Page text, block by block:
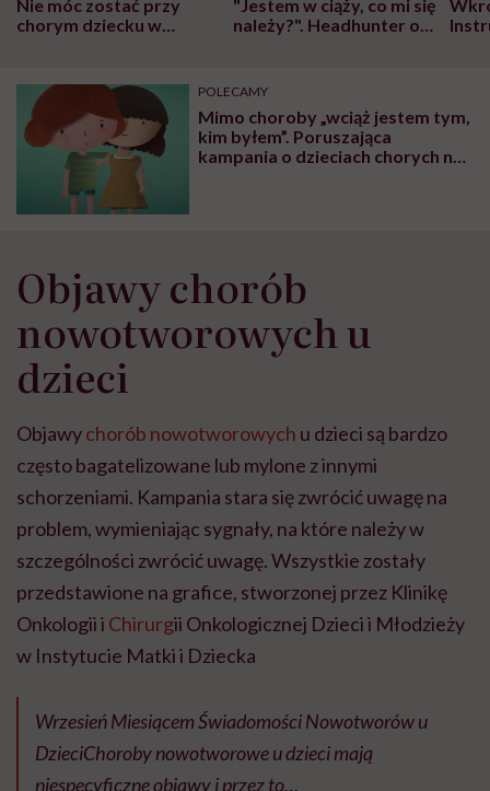
Nie móc zostać przy
chorym dziecku w
może chyba tylko
głupota i brak
wyobraźni"
"Jestem w ciąży, co mi się
należy?". Headhunter o
pracy
POLECAMY
Mimo choroby „wciąż jestem tym,
kim byłem”. Poruszająca
kampania o dzieciach chorych na
Objawy chorób
nowotworowych u
dzieci
Objawychorób nowotworowych u dzieci są bardzo
często bagatelizowane lub mylone z innymi
schorzeniami. Kampania stara się zwrócić uwagę na
problem, wymieniając sygnały, na które należy w
szczególności zwrócić uwagę. Wszystkie zostały
przedstawione na grafice, stworzonej przez Klinikę
Onkologii i Chirurgii Onkologicznej Dzieci i Młodzieży
w Instytucie Matki i Dziecka
Wrzesień Miesiącem Świadomości Nowotworów u
DzieciChoroby nowotworowe u dzieci mają
niespecyficzne objawy i przez to…